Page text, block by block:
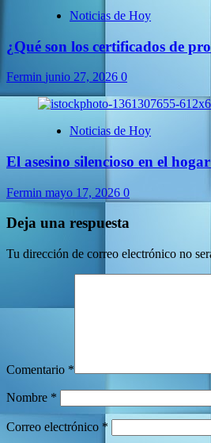
Noticias de Hoy
¿Qué son los certificados de
Fermin junio 27, 2026 0
Noticias de Hoy
El asesino silencioso en el
Fermin mayo 17, 2026 0
Deja una respuesta
Tu dirección de correo electrónico no
Comentario *
Nombre *
Correo electrónico *